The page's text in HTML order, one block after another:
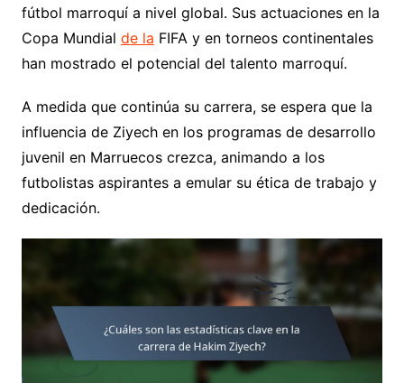
fútbol marroquí a nivel global. Sus actuaciones en la
Copa Mundial de la FIFA y en torneos continentales
han mostrado el potencial del talento marroquí.
A medida que continúa su carrera, se espera que la
influencia de Ziyech en los programas de desarrollo
juvenil en Marruecos crezca, animando a los
futbolistas aspirantes a emular su ética de trabajo y
dedicación.